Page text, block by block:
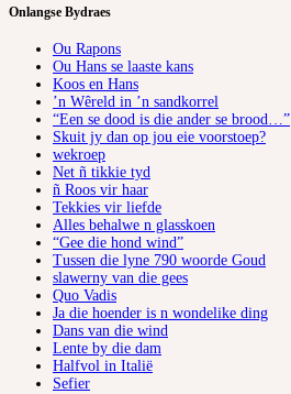
Onlangse Bydraes
Ou Rapons
Ou Hans se laaste kans
Koos en Hans
’n Wêreld in ’n sandkorrel
“Een se dood is die ander se brood…”
Skuit jy dan op jou eie voorstoep?
wekroep
Net ñ tikkie tyd
ñ Roos vir haar
Tekkies vir liefde
Alles behalwe n glasskoen
“Gee die hond wind”
Tussen die lyne 790 woorde Goud
slawerny van die gees
Quo Vadis
Ja die hoender is n wondelike ding
Dans van die wind
Lente by die dam
Halfvol in Italië
Sefier